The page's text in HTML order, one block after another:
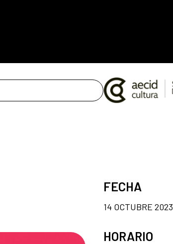
FECHA
14 OCTUBRE 2023
HORARIO